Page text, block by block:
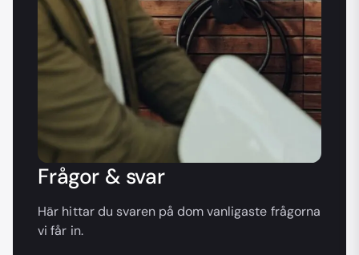
Frågor & svar
Här hittar du svaren på dom vanligaste frågorna
vi får in.